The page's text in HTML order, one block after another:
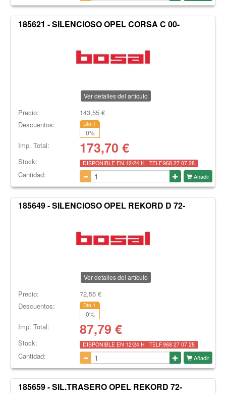
185621 - SILENCIOSO OPEL CORSA C 00-
Ver detalles del artículo
Precio: 143,55€
Descuentos:
Dto.1
0%
Imp. Total: 173,70 €
Stock: DISPONIBLE EN 12/24 H . TELF.968 27 07 28
Cantidad: Añadir
185649 - SILENCIOSO OPEL REKORD D 72-
Ver detalles del artículo
Precio: 72,55€
Descuentos:
Dto.1
0%
Imp. Total: 87,79 €
Stock: DISPONIBLE EN 12/24 H . TELF.968 27 07 28
Cantidad: Añadir
185659 - SIL.TRASERO OPEL REKORD 72-